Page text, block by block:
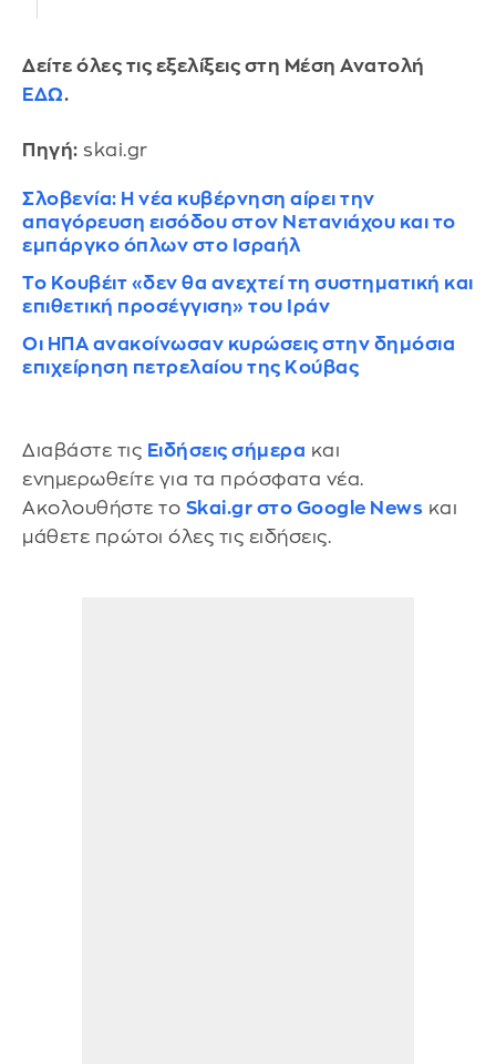
Δείτε όλες τις εξελίξεις στη Μέση Ανατολή
ΕΔΩ.
Πηγή: skai.gr
Σλοβενία: Η νέα κυβέρνηση αίρει την
απαγόρευση εισόδου στον Νετανιάχου και το
εμπάργκο όπλων στο Ισραήλ
Το Κουβέιτ «δεν θα ανεχτεί τη συστηματική και
επιθετική προσέγγιση» του Ιράν
Οι ΗΠΑ ανακοίνωσαν κυρώσεις στην δημόσια
επιχείρηση πετρελαίου της Κούβας
Διαβάστε τις Ειδήσεις σήμερα και
ενημερωθείτε για τα πρόσφατα νέα.
Ακολουθήστε το Skai.gr στο Google News και
μάθετε πρώτοι όλες τις ειδήσεις.